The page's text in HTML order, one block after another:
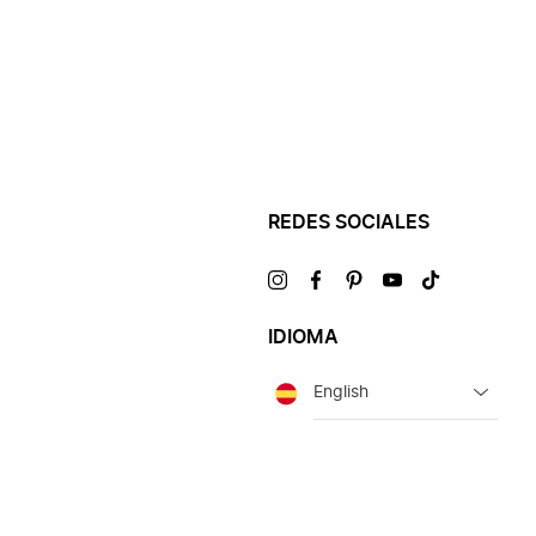
REDES SOCIALES
VisítanosVisítanosVisítanosVisítanosVisítanos
IDIOMA
Idioma